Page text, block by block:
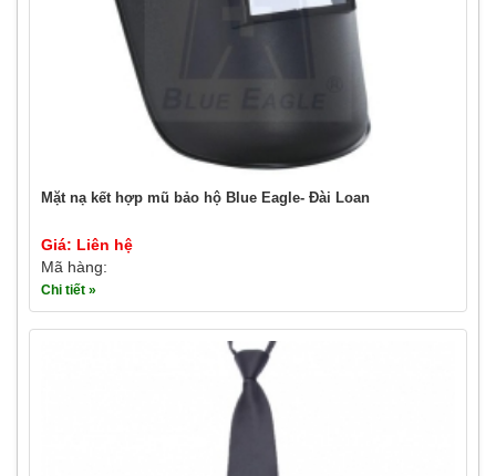
Mặt nạ kết hợp mũ bảo hộ Blue Eagle- Đài Loan
Giá: Liên hệ
Mã hàng:
Chi tiết »